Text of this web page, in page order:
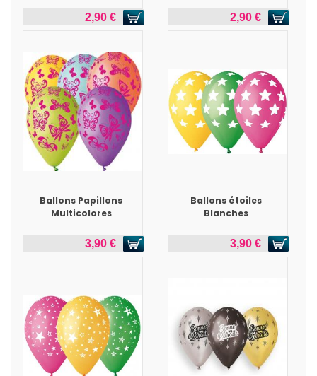
2,90 € 2,90 €
Ballons Papillons
Multicolores
3,90 €
Ballons étoiles
Blanches
3,90 €